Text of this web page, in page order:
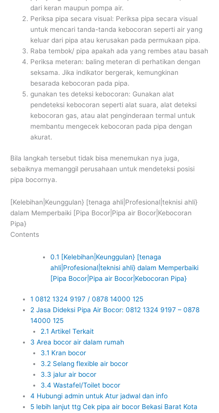
dari keran maupun pompa air.
Periksa pipa secara visual: Periksa pipa secara visual
untuk mencari tanda-tanda kebocoran seperti air yang
keluar dari pipa atau kerusakan pada permukaan pipa.
Raba tembok/ pipa apakah ada yang rembes atau basah
Periksa meteran: baling meteran di perhatikan dengan
seksama. Jika indikator bergerak, kemungkinan
besarada kebocoran pada pipa.
gunakan tes deteksi kebocoran: Gunakan alat
pendeteksi kebocoran seperti alat suara, alat deteksi
kebocoran gas, atau alat penginderaan termal untuk
membantu mengecek kebocoran pada pipa dengan
akurat.
Bila langkah tersebut tidak bisa menemukan nya juga,
sebaiknya memanggil perusahaan untuk mendeteksi posisi
pipa bocornya.
[Kelebihan|Keunggulan} [tenaga ahli|Profesional|teknisi ahli}
dalam Memperbaiki [Pipa Bocor|Pipa air Bocor|Kebocoran
Pipa}
Contents
0.1 [Kelebihan|Keunggulan} [tenaga
ahli|Profesional|teknisi ahli} dalam Memperbaiki
[Pipa Bocor|Pipa air Bocor|Kebocoran Pipa}
1 0812 1324 9197 / 0878 14000 125
2 Jasa Dideksi Pipa Air Bocor: 0812 1324 9197 – 0878
14000 125
2.1 Artikel Terkait
3 Area bocor air dalam rumah
3.1 Kran bocor
3.2Selang flexible air bocor
3.3 jalur air bocor
3.4 Wastafel/Toilet bocor
4 Hubungi admin untuk Atur jadwal dan info
5 lebih lanjut ttg Cek pipa air bocor Bekasi Barat Kota